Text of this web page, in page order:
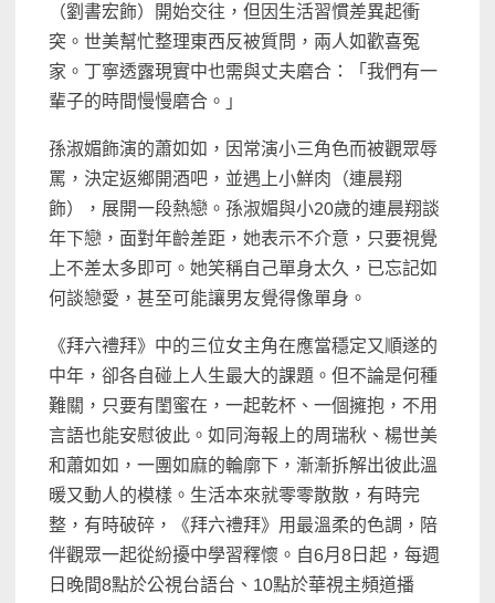
（劉書宏飾）開始交往，但因生活習慣差異起衝
突。世美幫忙整理東西反被質問，兩人如歡喜冤
家。丁寧透露現實中也需與丈夫磨合：「我們有一
輩子的時間慢慢磨合。」
孫淑媚飾演的蕭如如，因常演小三角色而被觀眾辱
罵，決定返鄉開酒吧，並遇上小鮮肉（連晨翔
飾），展開一段熱戀。孫淑媚與小20歲的連晨翔談
年下戀，面對年齡差距，她表示不介意，只要視覺
上不差太多即可。她笑稱自己單身太久，已忘記如
何談戀愛，甚至可能讓男友覺得像單身。
《拜六禮拜》中的三位女主角在應當穩定又順遂的
中年，卻各自碰上人生最大的課題。但不論是何種
難關，只要有閨蜜在，一起乾杯、一個擁抱，不用
言語也能安慰彼此。如同海報上的周瑞秋、楊世美
和蕭如如，一團如麻的輪廓下，漸漸拆解出彼此溫
暖又動人的模樣。生活本來就零零散散，有時完
整，有時破碎，《拜六禮拜》用最溫柔的色調，陪
伴觀眾一起從紛擾中學習釋懷。自6月8日起，每週
日晚間8點於公視台語台、10點於華視主頻道播